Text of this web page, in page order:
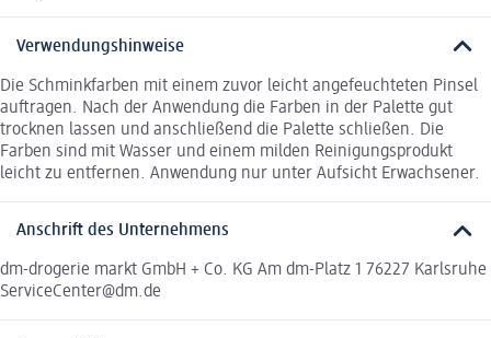
Verwendungshinweise
Die Schminkfarben mit einem zuvor leicht angefeuchteten Pinsel
auftragen. Nach der Anwendung die Farben in der Palette gut
trocknen lassen und anschließend die Palette schließen. Die
Farben sind mit Wasser und einem milden Reinigungsprodukt
leicht zu entfernen. Anwendung nur unter Aufsicht Erwachsener.
Anschrift des Unternehmens
dm-drogerie markt GmbH + Co. KG Am dm-Platz 1 76227 Karlsruhe
ServiceCenter@dm.de